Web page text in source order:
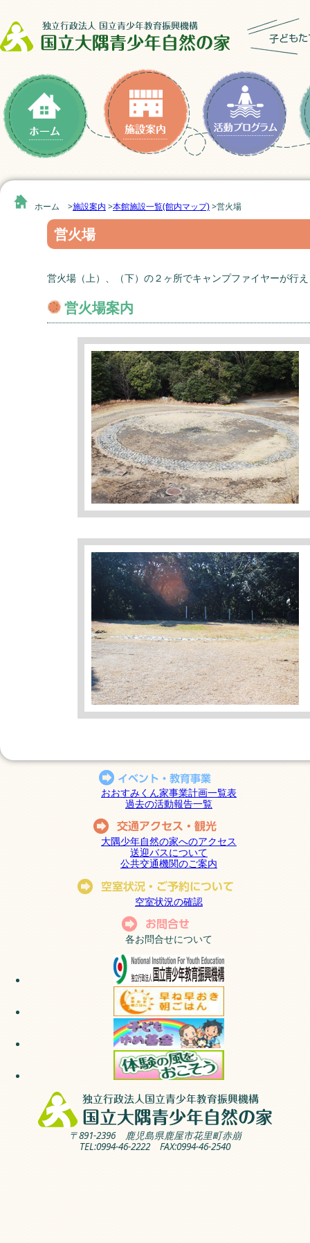
ホーム >施設案内 >本館施設一覧(館内マップ)>営火場
営火場
営火場（上）、（下）の２ヶ所でキャンプファイヤーが行
営火場案内
おおすみくん家事業計画一覧表
過去の活動報告一覧
大隅少年自然の家へのアクセス
送迎バスについて
公共交通機関のご案内
空室状況の確認
各お問合せについて
〒891-2396 鹿児島県鹿屋市花里町赤崩
TEL:0994-46-2222 FAX:0994-46-2540